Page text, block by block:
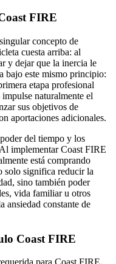
FIRE
concepto de
cuesta arriba: al
y dejar que la inercia le
bajo este mismo principio:
etapa profesional
naturalmente el
sus objetivos de
aportaciones adicionales.
del tiempo y los
implementar Coast FIRE
está comprando
solo significa reducir la
sino también poder
vida familiar u otros
ansiedad constante de
Coast FIRE